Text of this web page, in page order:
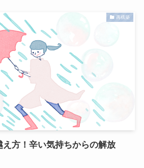
再構築
方！辛い気持ちからの解放